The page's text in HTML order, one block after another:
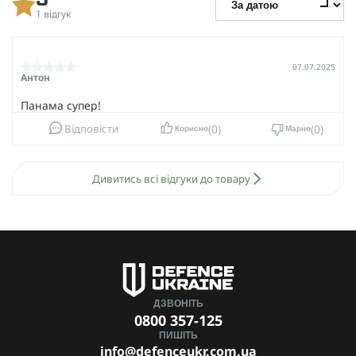
1 відгук
Антон
07.07.2025
Панама супер!
Відповісти Корисно 0 Марно 0
Дивитись всі відгуки до товару
ДЗВОНІТЬ
0800 357-125
ПИШІТЬ
info@defenceukr.com.ua